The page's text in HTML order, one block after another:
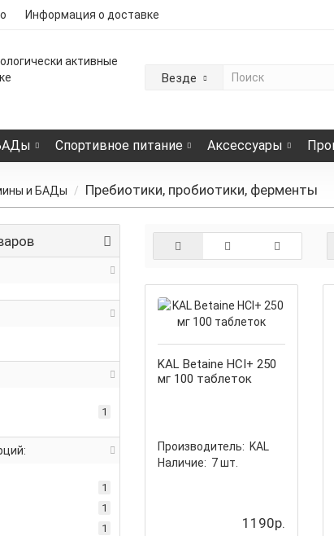
Информация о доставке
Везде
Спортивное питание Аксессуары
и БАДы Пребиотики, пробиотики, ферменты
1
1
1
1
KAL Betaine HCI+ 250
мг 100 таблеток
Производитель: KAL
Наличие: 7шт.
1190р.